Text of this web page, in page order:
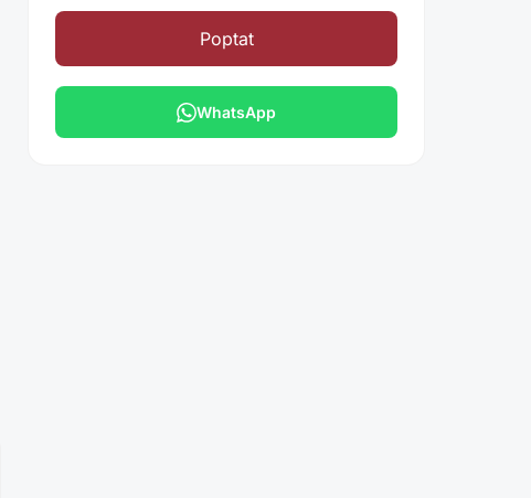
Poptat
WhatsApp